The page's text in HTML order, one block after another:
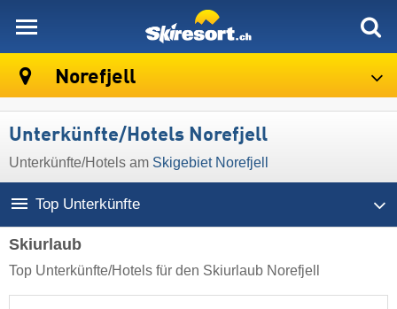
Norefjell
Unterkünfte/Hotels Norefjell
Unterkünfte/Hotels am Skigebiet Norefjell
Top Unterkünfte
Skiurlaub
Top Unterkünfte/Hotels für den Skiurlaub Norefjell